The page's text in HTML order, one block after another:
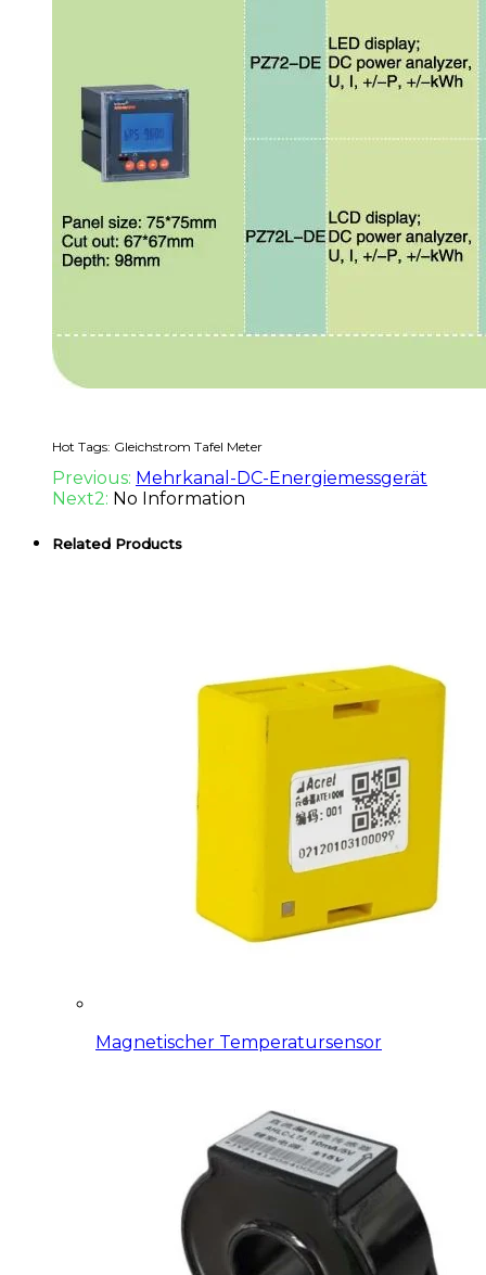
Hot Tags: Gleichstrom Tafel Meter
Previous: Mehrkanal-DC-Energiemessgerät
Next2: No Information
Related Products
Magnetischer Temperatursensor